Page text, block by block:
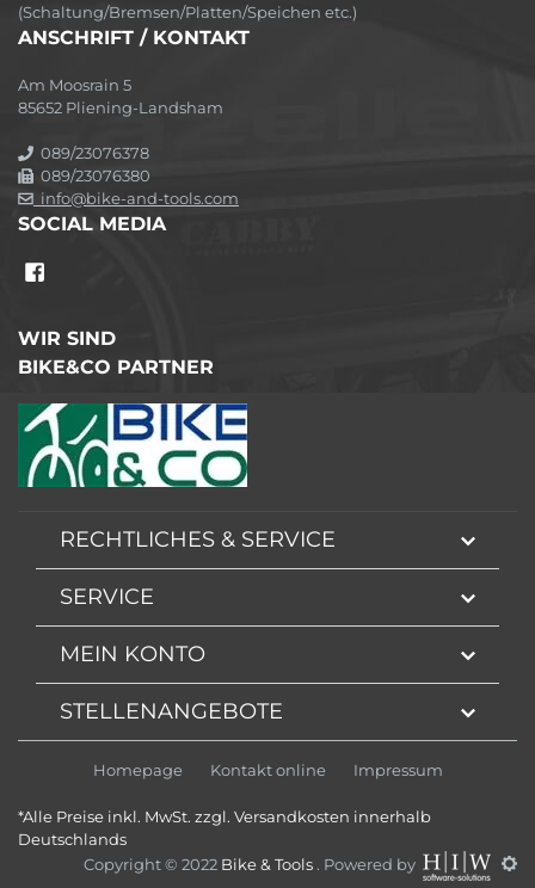
(Schaltung/Bremsen/Platten/Speichen etc.)
ANSCHRIFT / KONTAKT
Am Moosrain 5
85652 Pliening-Landsham
089/23076378
089/23076380
info@bike-and-tools.com
SOCIAL MEDIA
WIR SIND
BIKE&CO PARTNER
RECHTLICHES & SERVICE
SERVICE
MEIN KONTO
STELLENANGEBOTE
Homepage Kontakt online Impressum
*Alle Preise inkl. MwSt. zzgl. Versandkosten innerhalb
Deutschlands
Copyright © 2022 Bike & Tools . Powered by